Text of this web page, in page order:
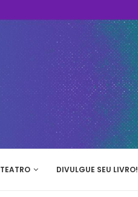
TEATRO DIVULGUE SEU LIVRO!